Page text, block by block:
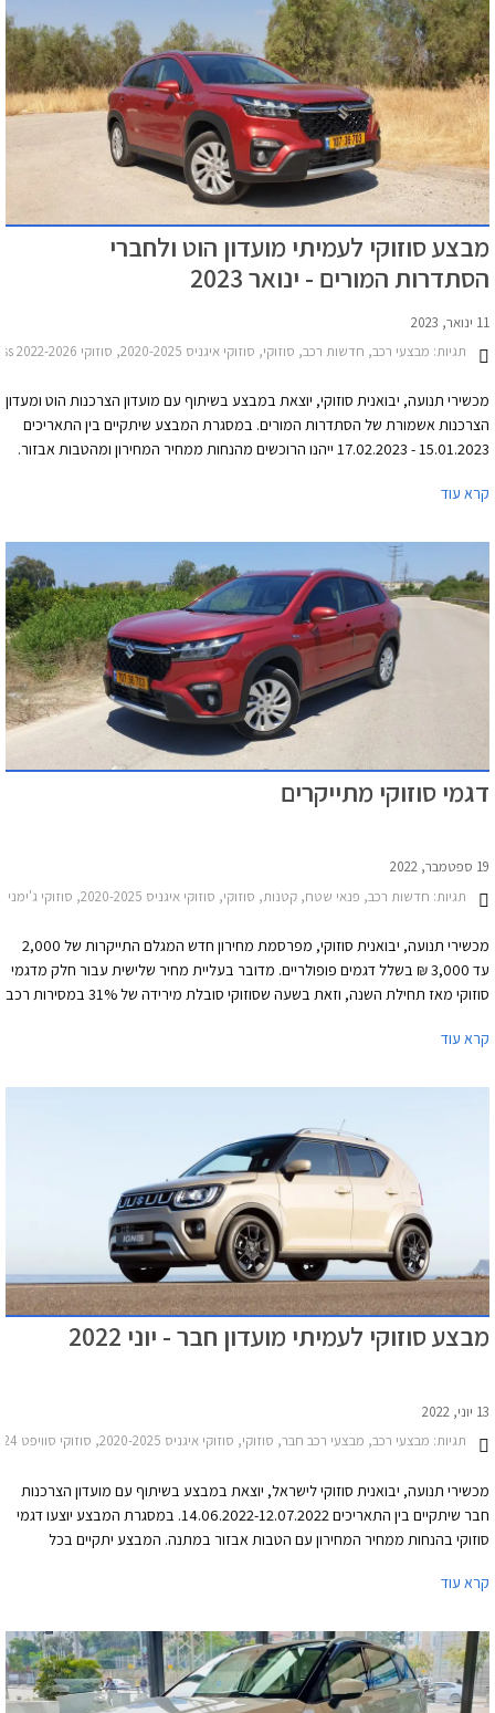
מבצע סוזוקי לעמיתי מועדון הוט ולחברי
הסתדרות המורים - ינואר 2023
11 ינואר, 2023
תגיות: מבצעי רכב, חדשות רכב, סוזוקי, סוזוקי איגניס 2020-2025, סוזוקי S-Cross 2022-2026, סוזוקי ג'ימני 2019-2025, סוזוקי ויטרה 2019-2025סוזוקי סוויפט 2020-2024
מכשירי תנועה, יבואנית סוזוקי, יוצאת במבצע בשיתוף עם מועדון הצרכנות הוט ומעדון
הצרכנות אשמורת של הסתדרות המורים. במסגרת המבצע שיתקיים בין התאריכים
15.01.2023 - 17.02.2023 ייהנו הרוכשים מהנחות ממחיר המחירון ומהטבות אבזור.
כספא מבית מכשירי תנועה, עם אופציה לחבילת שירות הכוללת טיפולים תקופתיים,
קרא עוד
דגמי סוזוקי מתייקרים
19 ספטמבר, 2022
תגיות: חדשות רכב, פנאי שטח, קטנות, סוזוקי, סוזוקי איגניס 2020-2025, סוזוקי ג'ימני 2019-2025, סוזוקי S-Cross 2022-2026, סוזוקי ויטרה 2019-2025סוזוקי סוויפט 2020-2024
מכשירי תנועה, יבואנית סוזוקי, מפרסמת מחירון חדש המגלם התייקרות של 2,000
עד 3,000 ₪ בשלל דגמים פופולריים. מדובר בעליית מחיר שלישית עבור חלק מדגמי
סוזוקי מאז תחילת השנה, וזאת בשעה שסוזוקי סובלת מירידה של 31% במסירות רכב
קרא עוד
מבצע סוזוקי לעמיתי מועדון חבר - יוני 2022
13 יוני, 2022
תגיות: מבצעי רכב, מבצעי רכב חבר, סוזוקי, סוזוקי איגניס 2020-2025, סוזוקי סוויפט 2020-2024, סוזוקי ויטרה 2019-2025, סוזוקי S-Cross 2022-2026סוזוקי ג'ימני 2019-2025
מכשירי תנועה, יבואנית סוזוקי לישראל, יוצאת במבצע בשיתוף עם מועדון הצרכנות
חבר שיתקיים בין התאריכים 14.06.2022-12.07.2022. במסגרת המבצע יוצעו דגמי
סוזוקי בהנחות ממחיר המחירון עם הטבות אבזור במתנה. המבצע יתקיים בכל
קרא עוד